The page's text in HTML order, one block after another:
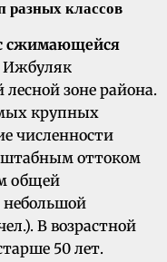
разных классов
сжимающейся
Ижбуляк
зоне района.
крупных
численности
оттоком
общей
небольшой
В возрастной
50 лет.